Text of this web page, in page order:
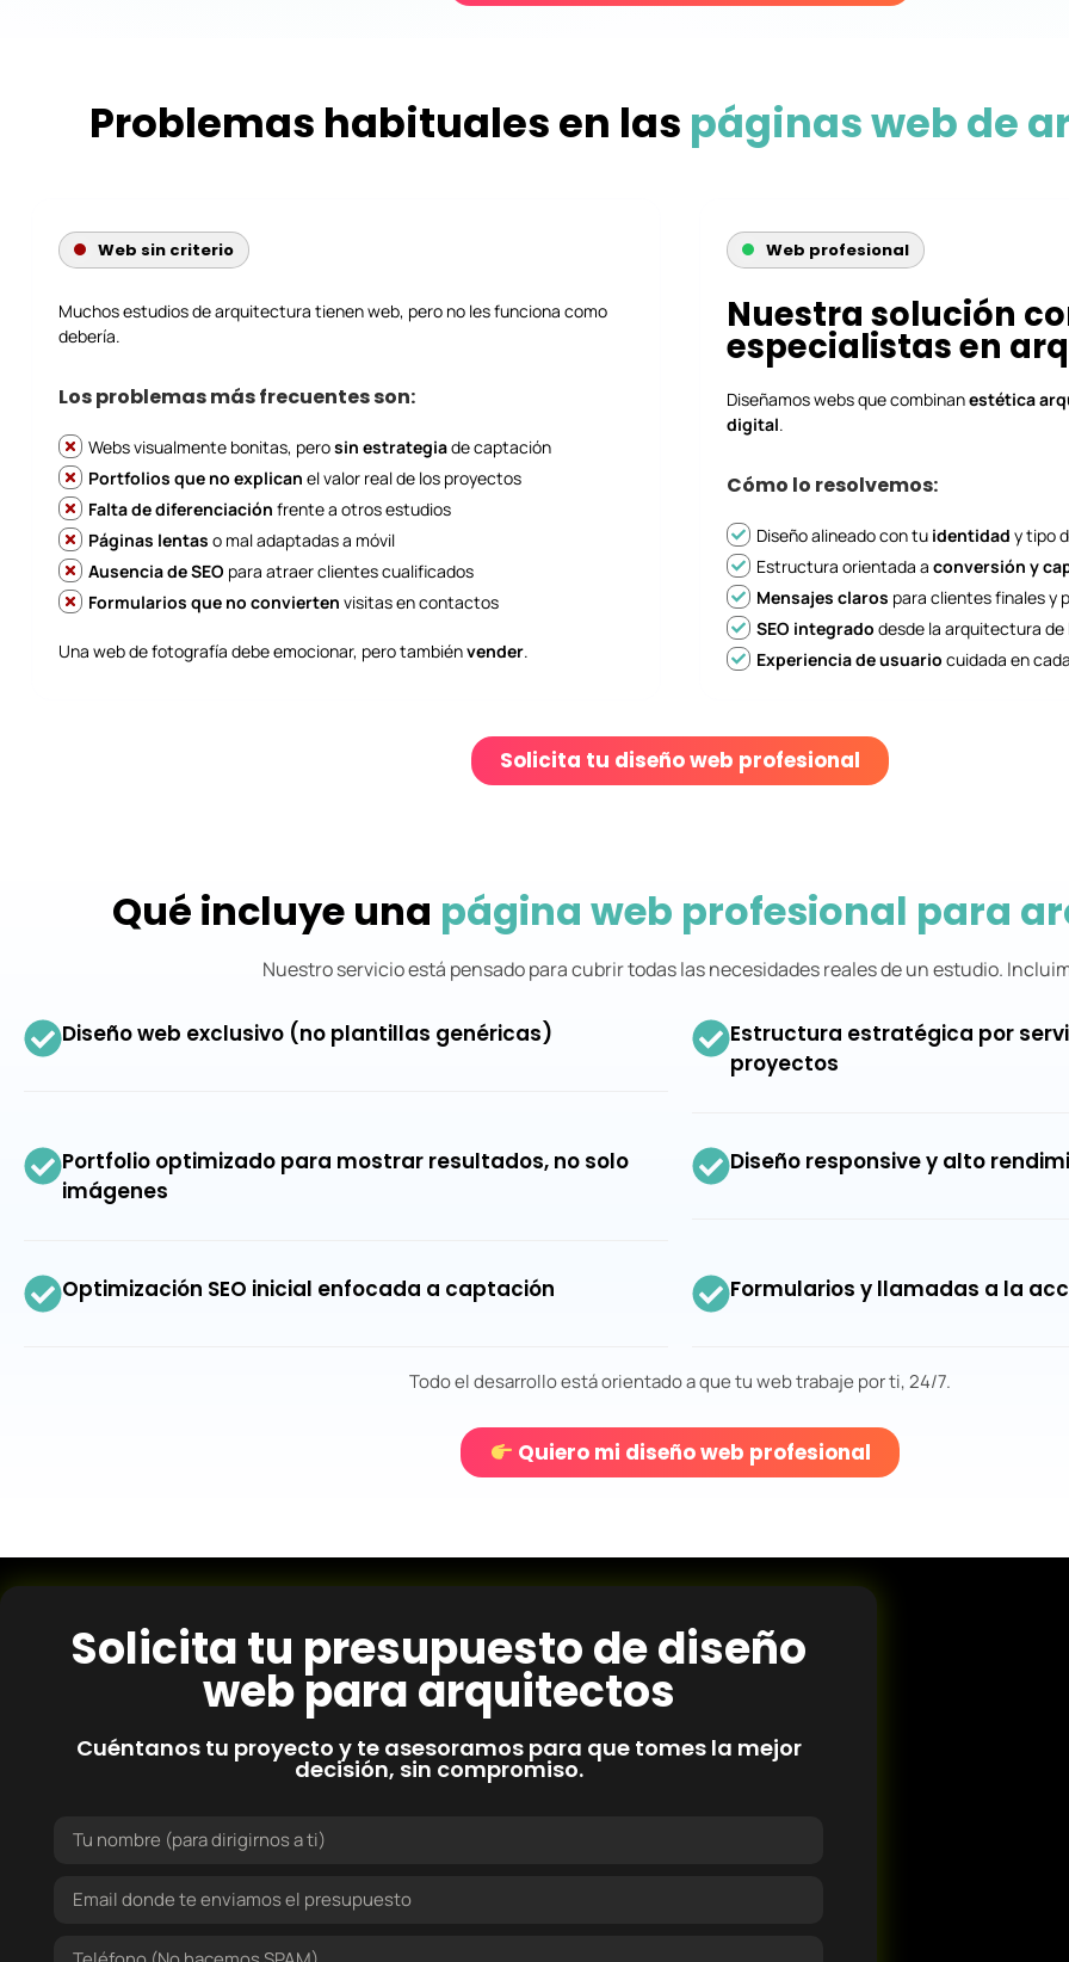
Problemas habituales en las páginas web de
Web sin criterio
Muchos estudios de arquitectura tienen web, pero no les funciona como
debería.
Los problemas más frecuentes son:
Webs visualmente bonitas, perosin estrategiade captación
Portfolios que no explican el valor real de los proyectos
Falta de diferenciación frente a otros estudios
Páginas lentas o mal adaptadas a móvil
Ausencia de SEO para atraer clientes cualificados
Formularios que no convierten visitas en contactos
Una web de fotografía debe emocionar, pero tambiénvender.
Web profesional
Nuestra solución
especialistas en
Diseñamos webs que combinanestética
digital.
Cómo lo resolvemos:
Diseño alineado con tu identidad y tipo
Estructura orientada a conversión y
Mensajes claros para clientes finales y
SEO integrado desde la arquitectura de
Experiencia de usuario cuidada en
Solicita tu diseño web profesional
Qué incluye una página web profesional para
Nuestro servicio está pensado para cubrir todas las necesidades reales de un estudio.
Diseño web exclusivo (no plantillas genéricas)
Estructura estratégica por
proyectos
Portfolio optimizado para mostrar resultados, no solo
imágenes
Diseño responsive y alto
Optimización SEO inicial enfocada a captación Formularios y llamadas a la
Todo el desarrollo está orientado a que tu web trabaje por ti, 24/7.
Quiero mi diseño web profesional
Solicita tu presupuesto de diseño
web para arquitectos
Cuéntanos tu proyecto y te asesoramos para que tomes la mejor
decisión, sin compromiso.